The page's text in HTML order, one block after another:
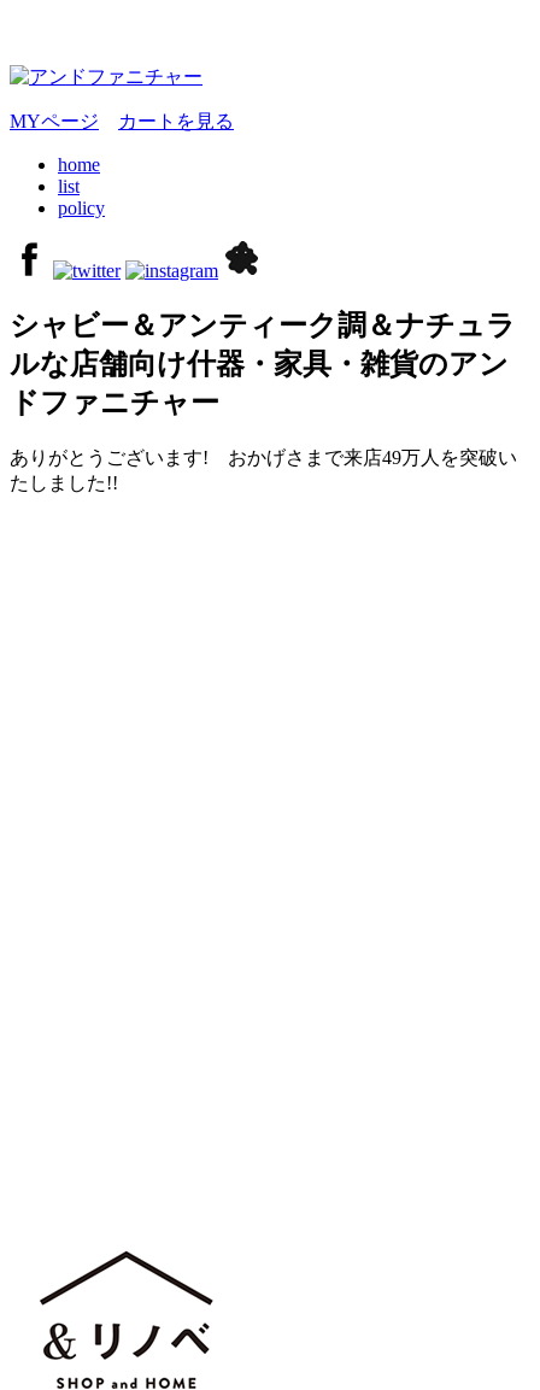
MYページ カートを見る
home
list
policy
シャビー＆アンティーク調＆ナチュラ
ルな店舗向け什器・家具・雑貨のアン
ドファニチャー
ありがとうございます! おかげさまで来店49万人を突破い
たしました!!